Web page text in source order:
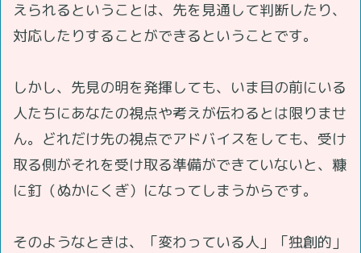
えられるということは、先を見通して判断したり、
対応したりすることができるということです。
しかし、先見の明を発揮しても、いま目の前にいる
人たちにあなたの視点や考えが伝わるとは限りませ
ん。どれだけ先の視点でアドバイスをしても、受け
取る側がそれを受け取る準備ができていないと、糠
に釘（ぬかにくぎ）になってしまうからです。
そのようなときは、「変わっている人」「独創的」